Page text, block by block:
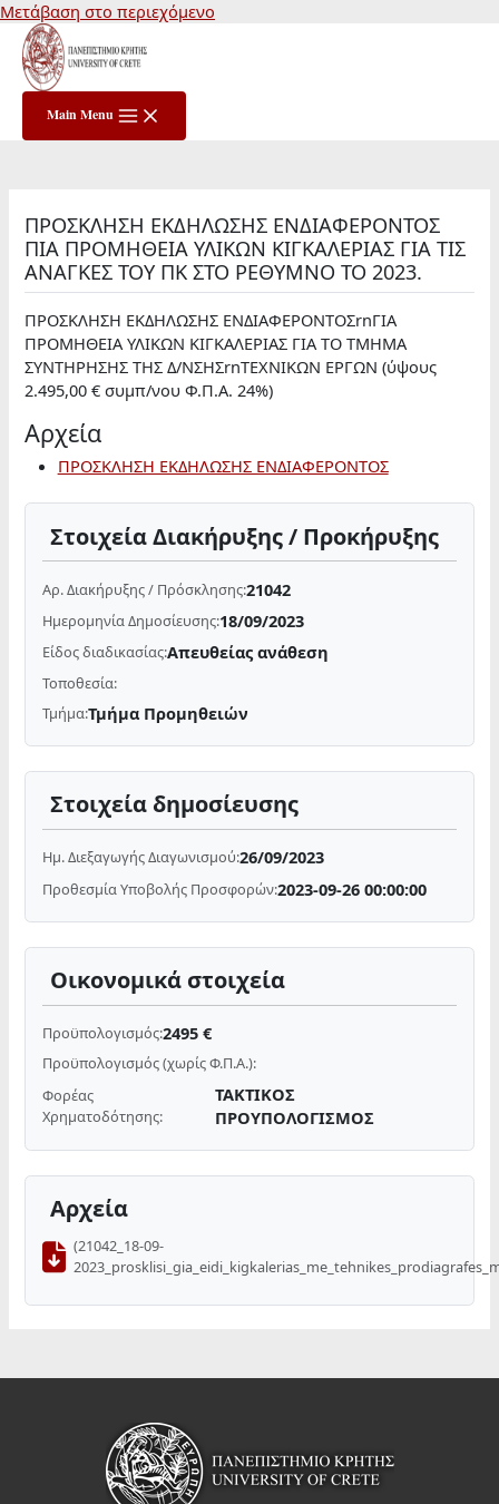
Μετάβαση στο περιεχόμενο
Main Menu
ΠΡΟΣΚΛΗΣΗ ΕΚΔΗΛΩΣΗΣ ΕΝΔΙΑΦΕΡΟΝΤΟΣ
ΠΙΑ ΠΡΟΜΗΘΕΙΑ ΥΛΙΚΩΝ ΚΙΓΚΑΛΕΡΙΑΣ ΓΙΑ ΤΙΣ
ΑΝΑΓΚΕΣ ΤΟΥ ΠΚ ΣΤΟ ΡΕΘΥΜΝΟ ΤΟ 2023.
ΠΡΟΣΚΛΗΣΗ ΕΚΔΗΛΩΣΗΣ ΕΝΔΙΑΦΕΡΟΝΤΟΣrnΓΙΑ
ΠΡΟΜΗΘΕΙΑ ΥΛΙΚΩΝ ΚΙΓΚΑΛΕΡΙΑΣ ΓΙΑ ΤΟ ΤΜΗΜΑ
ΣΥΝΤΗΡΗΣΗΣ ΤΗΣ Δ/ΝΣΗΣrnΤΕΧΝΙΚΩΝ ΕΡΓΩΝ (ύψους
2.495,00 € συμπ/νου Φ.Π.Α. 24%)
Αρχεία
ΠΡΟΣΚΛΗΣΗ ΕΚΔΗΛΩΣΗΣ ΕΝΔΙΑΦΕΡΟΝΤΟΣ
Στοιχεία Διακήρυξης / Προκήρυξης
Αρ. Διακήρυξης / Πρόσκλησης:21042
Ημερομηνία Δημοσίευσης:18/09/2023
Είδος διαδικασίας:Απευθείας ανάθεση
Τοποθεσία:
Τμήμα:Τμήμα Προμηθειών
Στοιχεία δημοσίευσης
Ημ. Διεξαγωγής Διαγωνισμού:26/09/2023
Προθεσμία Υποβολής Προσφορών:2023-09-26 00:00:00
Οικονομικά στοιχεία
Προϋπολογισμός:2495 €
Προϋπολογισμός (χωρίς Φ.Π.Α.):
Φορέας
Χρηματοδότησης:
ΤΑΚΤΙΚΟΣ
ΠΡΟΥΠΟΛΟΓΙΣΜΟΣ
Αρχεία
(21042_18-09-